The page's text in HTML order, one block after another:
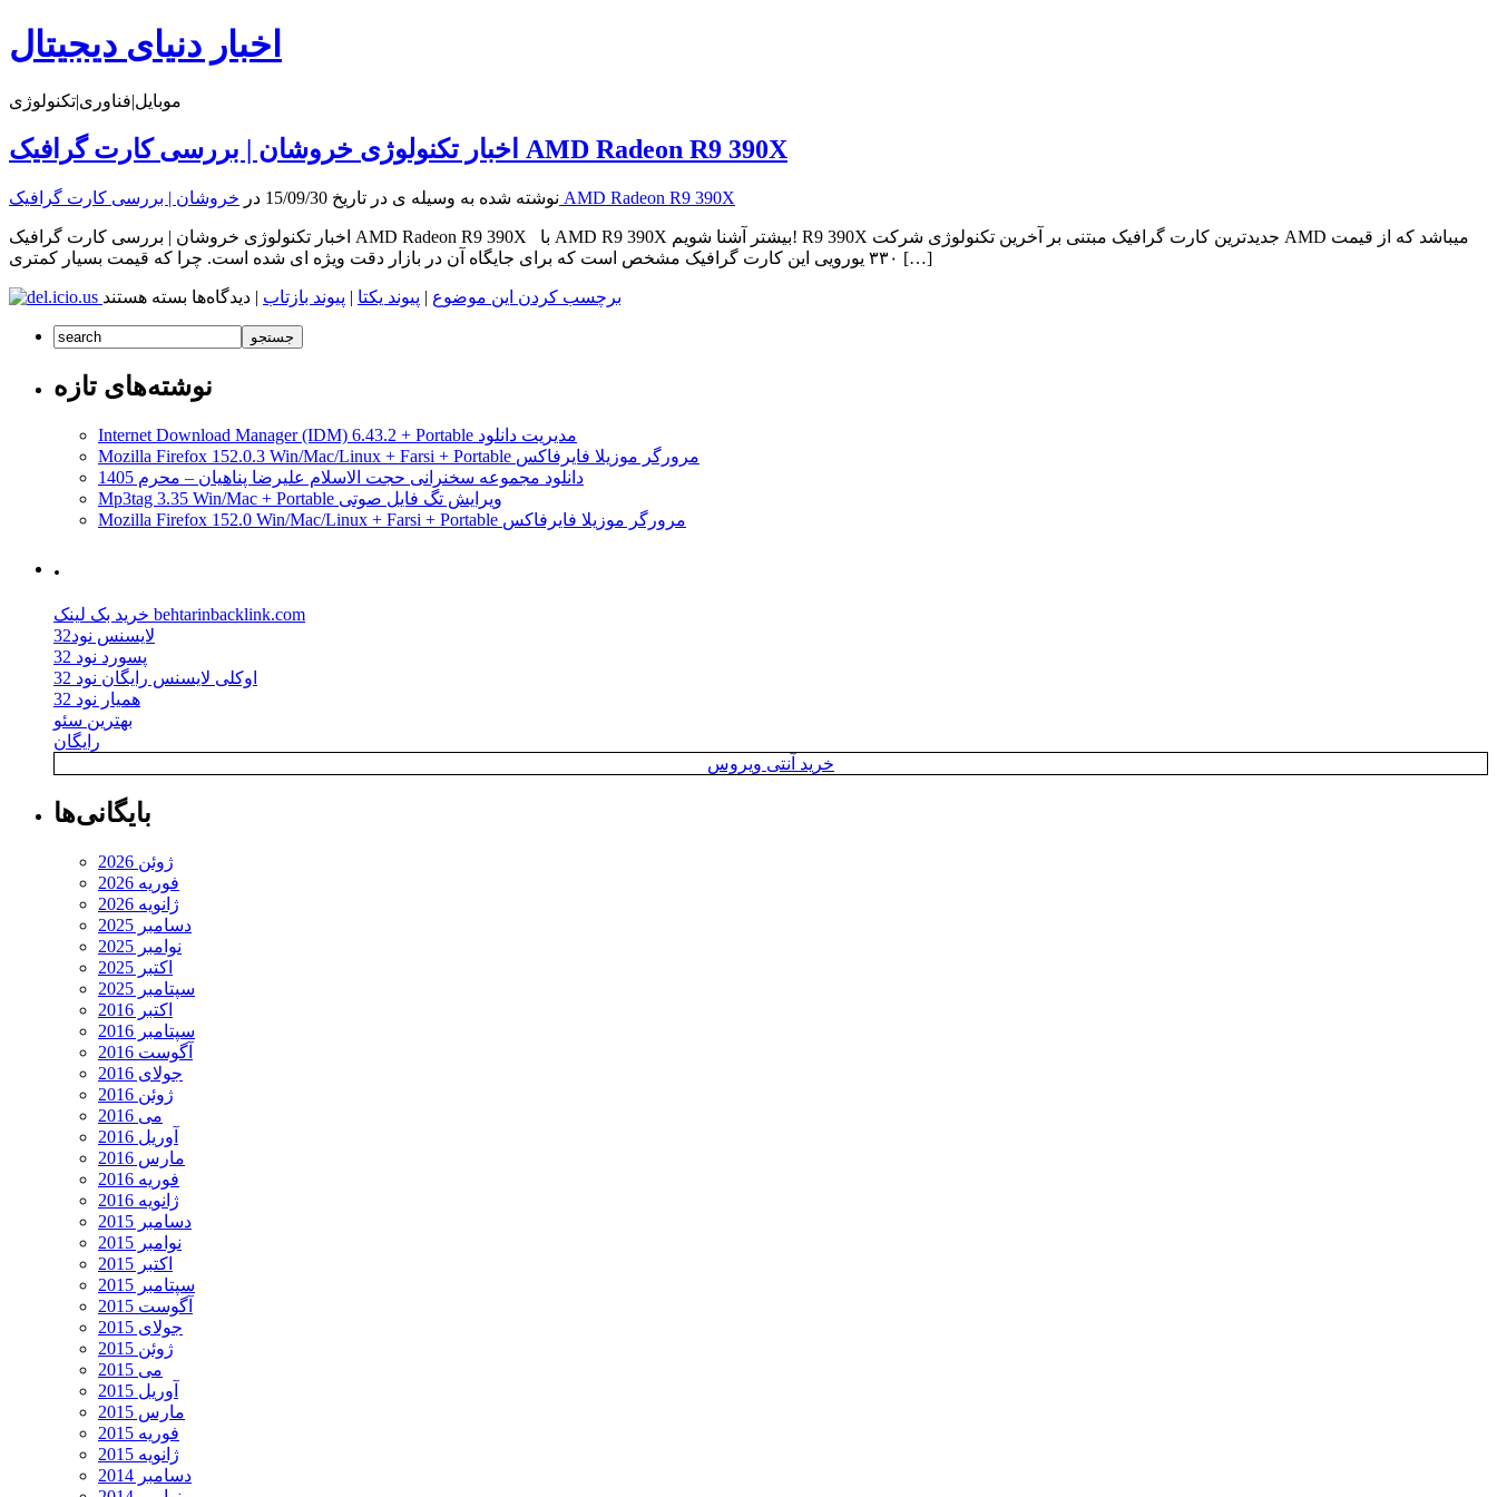
اخبار دنیای دیجیتال
موبایل|فناوری|تکنولوژی
اخبار تکنولوژی خروشان | بررسی کارت گرافیک AMD Radeon R9 390X
نوشته شده به وسیله ی در تاریخ 15/09/30 در خروشان | بررسی کارت گرافیک AMD Radeon R9 390X
اخبار تکنولوژی خروشان | بررسی کارت گرافیک AMD Radeon R9 390X با AMD R9 390X بیشتر آشنا شویم! R9 390X جدیدترین کارت گرافیک مبتنی بر آخرین تکنولوژی شرکت AMD میباشد که از قیمت
۳۳۰ یورویی این کارت گرافیک مشخص است که برای جایگاه آن در بازار دقت ویژه ای شده است. چرا که قیمت بسیار کمتری […]
برچسب کردن این موضوع | پیوند یکتا | پیوند بازتاب | دیدگاه‌ها
برای
تکنولوژی
بررسی
گرافیک
AMD
Radeon
R9
390X
بسته هستند
نوشته‌های تازه
Internet Download Manager (IDM) 6.43.2 + Portable مدیریت دانلود
Mozilla Firefox 152.0.3 Win/Mac/Linux + Farsi + Portable مرورگر موزیلا فایرفاکس
دانلود مجموعه سخنرانی حجت الاسلام علیرضا پناهیان – محرم 1405
Mp3tag 3.35 Win/Mac + Portable ویرایش تگ فایل صوتی
Mozilla Firefox 152.0 Win/Mac/Linux + Farsi + Portable مرورگر موزیلا فایرفاکس
.
خرید بک لینک behtarinbacklink.com
لایسنس نود32
پسورد نود 32
اوکلی لایسنس رایگان نود 32
همیار نود 32
بهترین سئو
رایگان
خرید آنتی ویروس
بایگانی‌ها
ژوئن 2026
فوریه 2026
ژانویه 2026
دسامبر 2025
نوامبر 2025
اکتبر 2025
سپتامبر 2025
اکتبر 2016
سپتامبر 2016
آگوست 2016
جولای 2016
ژوئن 2016
می 2016
آوریل 2016
مارس 2016
فوریه 2016
ژانویه 2016
دسامبر 2015
نوامبر 2015
اکتبر 2015
سپتامبر 2015
آگوست 2015
جولای 2015
ژوئن 2015
می 2015
آوریل 2015
مارس 2015
فوریه 2015
ژانویه 2015
دسامبر 2014